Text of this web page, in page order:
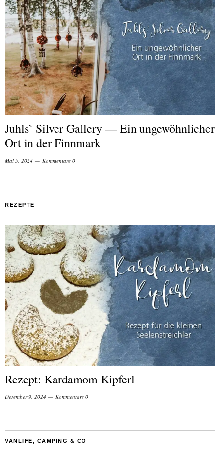
Juhls` Silver Gallery — Ein ungewöhnlicher
Ort in der Finnmark
Mai 5, 2024 Kommentare 0
REZEPTE
Rezept: Kardamom Kipferl
Dezember 9, 2024 Kommentare 0
VANLIFE, CAMPING & CO